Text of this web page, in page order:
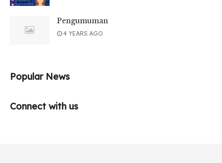
Pengumuman
4 YEARS AGO
Popular News
Connect with us